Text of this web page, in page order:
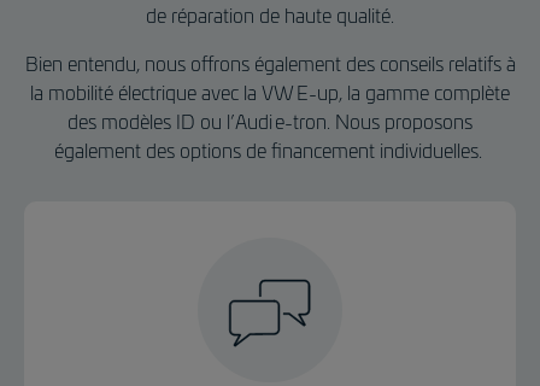
de réparation de haute qualité.
Bien entendu, nous offrons également des conseils relatifs à
la mobilité électrique avec la VW E-up, la gamme complète
des modèles ID ou l’Audi e-tron. Nous proposons
également des options de financement individuelles.